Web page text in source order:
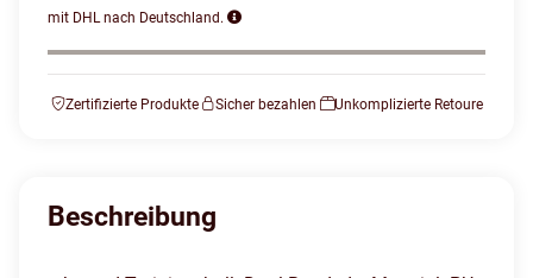
mit DHL nach Deutschland.
Zertifizierte Produkte Sicher bezahlen Unkomplizierte Retoure
Beschreibung